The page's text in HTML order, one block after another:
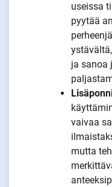
useissa
pyytää
ja sanoa
vaivaa
mutta